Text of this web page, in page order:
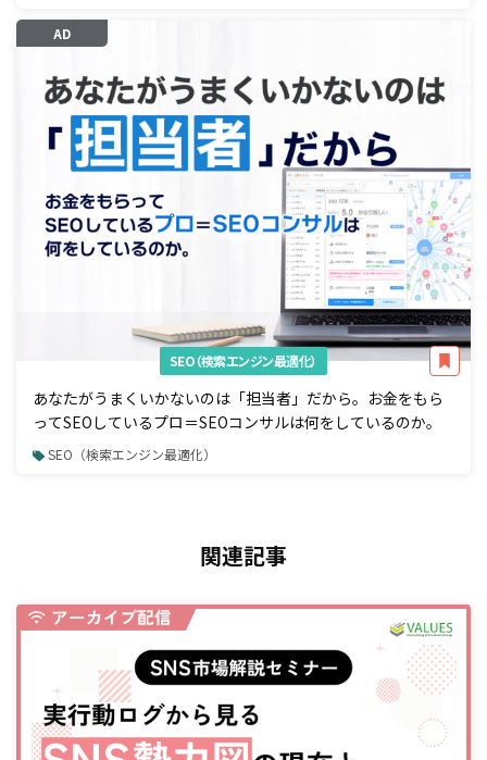
AD
SEO（検索エンジン最適化）
あなたがうまくいかないのは「担当者」だから。お金をもら
ってSEOしているプロ＝SEOコンサルは何をしているのか。
SEO（検索エンジン最適化）
関連記事